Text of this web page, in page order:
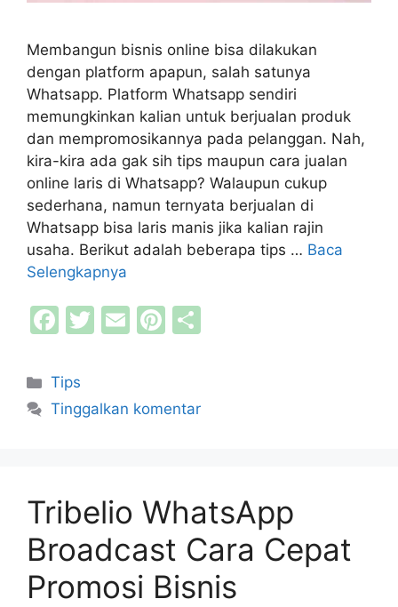
Membangun bisnis online bisa dilakukan
dengan platform apapun, salah satunya
Whatsapp. Platform Whatsapp sendiri
memungkinkan kalian untuk berjualan produk
dan mempromosikannya pada pelanggan. Nah,
kira-kira ada gak sih tips maupun cara jualan
online laris di Whatsapp? Walaupun cukup
sederhana, namun ternyata berjualan di
Whatsapp bisa laris manis jika kalian rajin
usaha. Berikut adalah beberapa tips … Baca
Selengkapnya
F
c
e
o
k
T
er
E
l
Pi
e
Kategori
Tips
Tinggalkan komentar
Tribelio WhatsApp
Broadcast Cara Cepat
Promosi Bisnis